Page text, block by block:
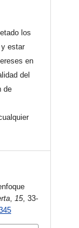
los
estar
en
del
de
15, 33-